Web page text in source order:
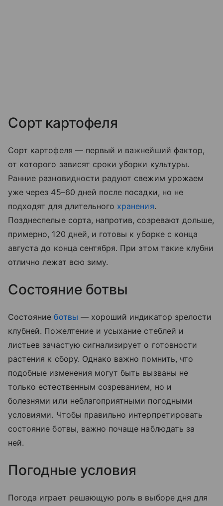
Сорт картофеля
Сорт картофеля — первый и важнейший фактор,
от которого зависят сроки уборки культуры.
Ранние разновидности радуют свежим урожаем
уже через 45–60 дней после посадки, но не
подходят для длительного хранения.
Позднеспелые сорта, напротив, созревают дольше,
примерно, 120 дней, и готовы к уборке с конца
августа до конца сентября. При этом такие клубни
отлично лежат всю зиму.
Состояние ботвы
Состояниеботвы — хороший индикатор зрелости
клубней. Пожелтение и усыхание стеблей и
листьев зачастую сигнализирует о готовности
растения к сбору. Однако важно помнить, что
подобные изменения могут быть вызваны не
только естественным созреванием, но и
болезнями или неблагоприятными погодными
условиями. Чтобы правильно интерпретировать
состояние ботвы, важно почаще наблюдать за
ней.
Погодные условия
Погода играет решающую роль в выборе дня для